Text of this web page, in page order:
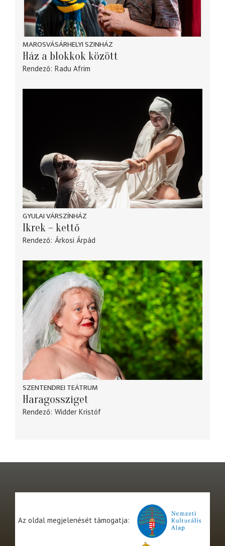
MAROSVÁSÁRHELYI SZINHÁZ
Ház a blokkok között
Rendező Radu Afrim
GYULAI VÁRSZÍNHÁZ
Ikrek – kettő
Rendező Árkosi Árpád
SZENTENDREI TEÁTRUM
Haragossziget
Rendező Widder Kristóf
Az oldal megjelenését támogatja: